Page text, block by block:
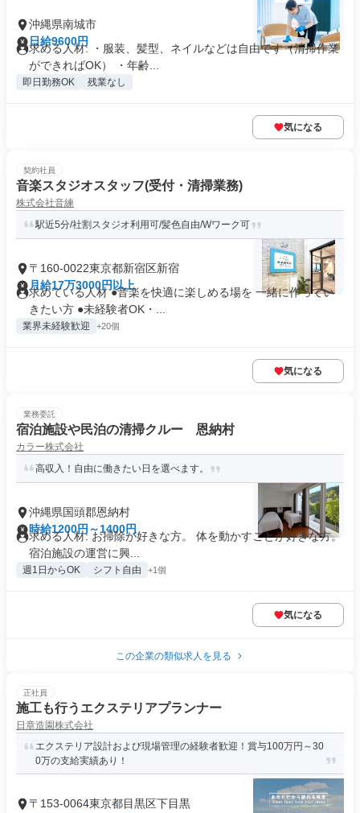
沖縄県南城市
日給9600円
求める人材: ・服装、髪型、ネイルなどは自由です（清掃作業
ができればOK） ・年齢...
即日勤務OK 残業なし
気になる
契約社員
音楽スタジオスタッフ(受付・清掃業務)
株式会社音練
駅近5分/社割スタジオ利用可/髪色自由/Wワーク可
〒160-0022東京都新宿区新宿
月給17万3000円以上
求めている人材 ●音楽を快適に楽しめる場を 一緒に作ってい
きたい方 ●未経験者OK・...
業界未経験歓迎 +20個
気になる
業務委託
宿泊施設や民泊の清掃クルー 恩納村
カラー株式会社
高収入！自由に働きたい日を選べます。
沖縄県国頭郡恩納村
時給1200円～1400円
求める人材: お掃除が好きな方。 体を動かすことが好きな方。
宿泊施設の運営に興...
週1日からOK シフト自由 +1個
気になる
この企業の類似求人を見る
正社員
施工も行うエクステリアプランナー
日章造園株式会社
エクステリア設計および現場管理の経験者歓迎！賞与100万円～30
0万の支給実績あり！
〒153-0064東京都目黒区下目黒